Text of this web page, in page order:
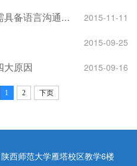
2015-11-11
言沟通交际能力
2015-09-25
2015-09-16
大原因
1 2 下页
西师范大学雁塔校区教学6楼